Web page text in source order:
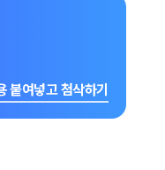
붙여넣고 첨삭하기